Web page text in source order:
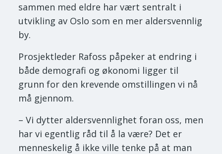
sammen med eldre har vært sentralt i
utvikling av Oslo som en mer aldersvennlig
by.
Prosjektleder Rafoss påpeker at endring i
både demografi og økonomi ligger til
grunn for den krevende omstillingen vi nå
må gjennom.
– Vi dytter aldersvennlighet foran oss, men
har vi egentlig råd til å la være? Det er
menneskelig å ikke ville tenke på at man